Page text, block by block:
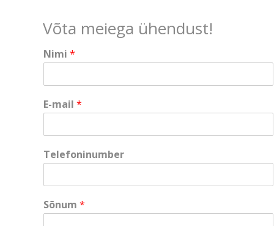
Võta meiega ühendust!
Nimi *
E-mail *
*
E
m
a
i
Telefoninumber
Sõnum *